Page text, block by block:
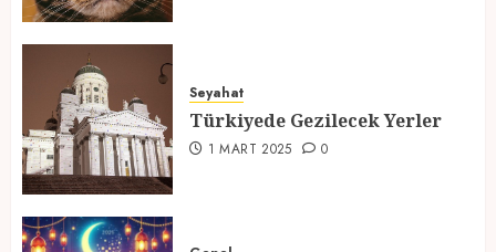
4
1 MART 2025
Seyahat
Türkiyede Gezilecek Yerler
1 MART 2025 0